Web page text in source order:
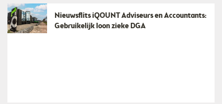
Nieuwsflits iQOUNT Adviseurs en Accountants:
Gebruikelijk loon zieke DGA